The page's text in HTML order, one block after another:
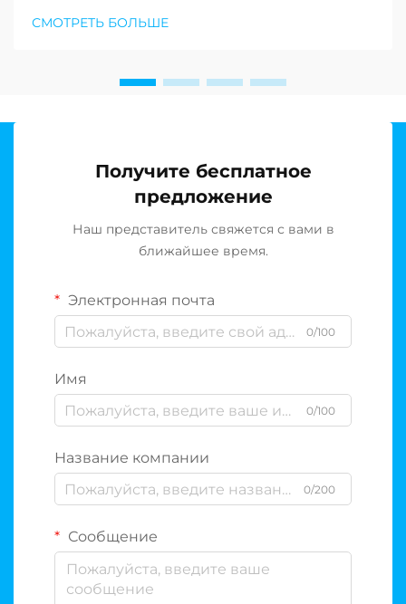
ставить под угрозу сообщества по всему земному
СМОТРЕТЬ БОЛЬШЕ
Получите бесплатное
предложение
Наш представитель свяжется с вами в
ближайшее время.
Электронная почта
0/100
Имя
0/100
Название компании
0/200
Сообщение